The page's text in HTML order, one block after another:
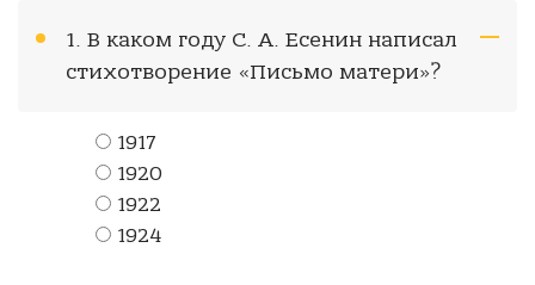
1. В каком году С. А. Есенин написал
стихотворение «Письмо матери»?
1917
1920
1922
1924